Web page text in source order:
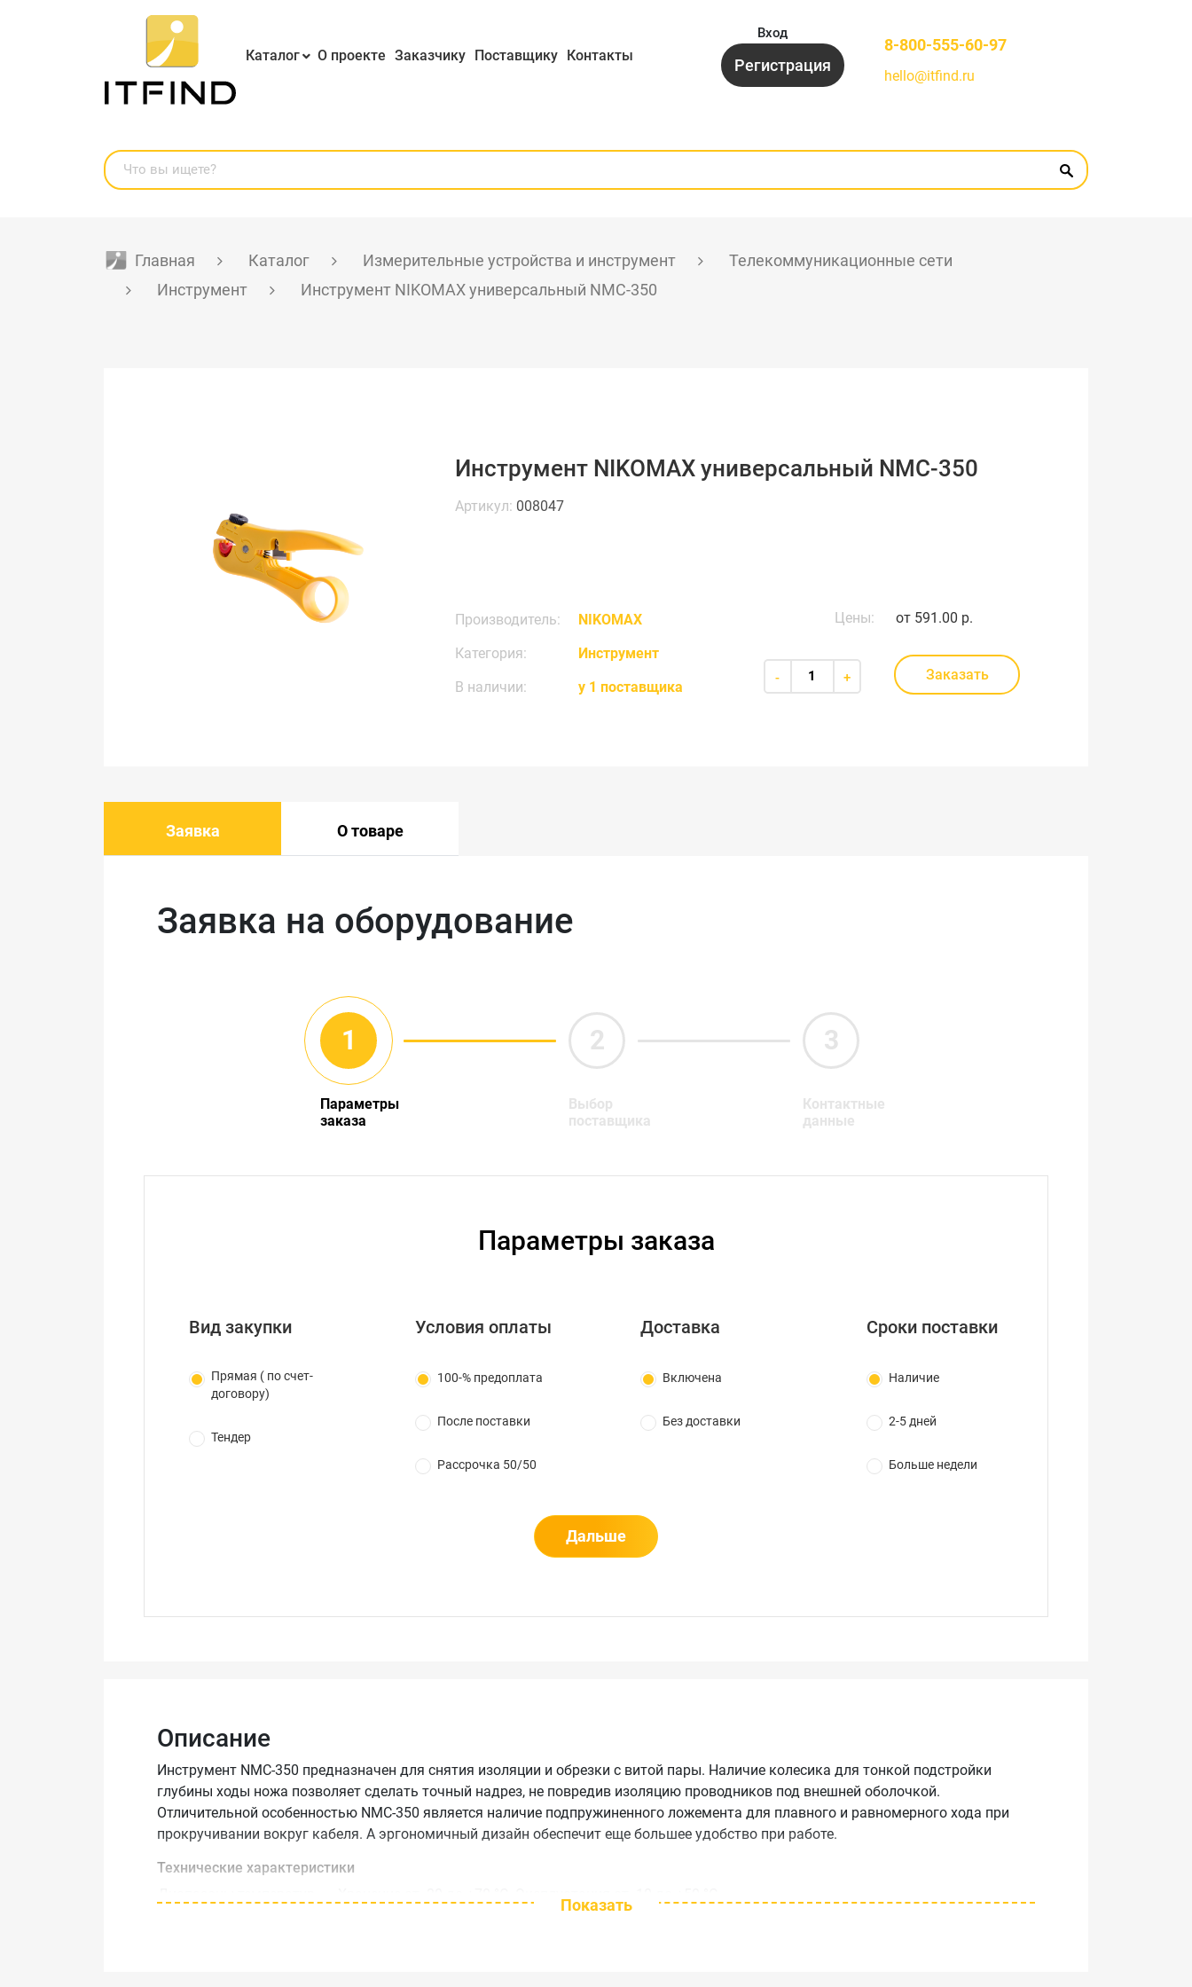
Каталог О проекте Заказчику Поставщику Контакты
Вход
Регистрация
8-800-555-60-97
hello@itfind.ru
Главная Каталог Измерительные устройства и инструмент
Телекоммуникационные сети
Инструмент
Инструмент NIKOMAX универсальный NMC-350
Инструмент NIKOMAX универсальный NMC-350
Артикул: 008047
Производитель:
NIKOMAX
Категория:
Инструмент
В наличии:
у 1 поставщика
Цены: от 591.00 р.
- + Заказать
Заявка О товаре
Описание
Инструмент NMC-350 предназначен для снятия изоляции и обрезки с витой пары. Наличие колесика для тонкой подстройки
глубины ходы ножа позволяет сделать точный надрез, не повредив изоляцию проводников под внешней оболочкой.
Отличительной особенностью NMC-350 является наличие подпружиненного ложемента для плавного и равномерного хода при
прокручивании вокруг кабеля. А эргономичный дизайн обеспечит еще большее удобство при работе.
Технические характеристики
Показать
Заявка на оборудование
Параметры
заказа
Выбор
поставщика
Контактные
данные
Параметры заказа
Вид закупки
Прямая ( по счет-
договору)
Тендер
Условия оплаты
100-% предоплата
После поставки
Рассрочка 50/50
Доставка
Включена
Без доставки
Сроки поставки
Наличие
2-5 дней
Больше недели
Дальше